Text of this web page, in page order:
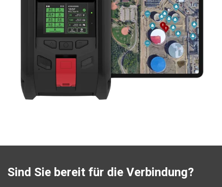
Sind Sie bereit für die Verbindung?